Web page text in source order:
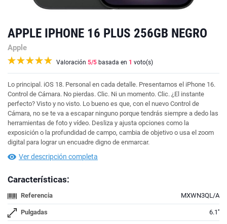
APPLE IPHONE 16 PLUS 256GB NEGRO
Apple
Valoración 5/5 basada en 1 voto(s)
Lo principal. iOS 18. Personal en cada detalle. Presentamos el iPhone 16.
Control de Cámara. No pierdas. Clic. Ni un momento. Clic. ¿El instante
perfecto? Visto y no visto. Lo bueno es que, con el nuevo Control de
Cámara, no se te va a escapar ninguno porque tendrás siempre a dedo las
herramientas de foto y vídeo. Desliza y ajusta opciones como la
exposición o la profundidad de campo, cambia de objetivo o usa el zoom
digital para lograr un encuadre digno de enmarcar.
Ver descripción completa
Características:
Referencia MXWN3QL/A
Pulgadas 6.1''